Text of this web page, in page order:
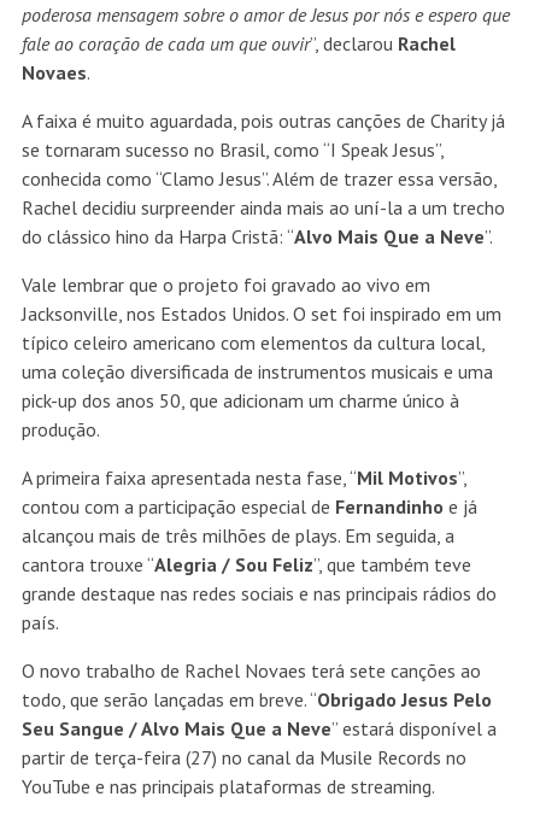
poderosa mensagem sobre o amor de Jesus por nós e espero que
fale ao coração de cada um que ouvir”, declarou Rachel
Novaes.
A faixa é muito aguardada, pois outras canções de Charity já
se tornaram sucesso no Brasil, como “I Speak Jesus”,
conhecida como “Clamo Jesus”. Além de trazer essa versão,
Rachel decidiu surpreender ainda mais ao uní-la a um trecho
do clássico hino da Harpa Cristã: “Alvo Mais Que a Neve”.
Vale lembrar que o projeto foi gravado ao vivo em
Jacksonville, nos Estados Unidos. O set foi inspirado em um
típico celeiro americano com elementos da cultura local,
uma coleção diversificada de instrumentos musicais e uma
pick-up dos anos 50, que adicionam um charme único à
produção.
A primeira faixa apresentada nesta fase, “Mil Motivos”,
contou com a participação especial de Fernandinho e já
alcançou mais de três milhões de plays. Em seguida, a
cantora trouxe “Alegria / Sou Feliz”, que também teve
grande destaque nas redes sociais e nas principais rádios do
país.
O novo trabalho de Rachel Novaes terá sete canções ao
todo, que serão lançadas em breve. “Obrigado Jesus Pelo
Seu Sangue / Alvo Mais Que a Neve” estará disponível a
partir de terça-feira (27) no canal da Musile Records no
YouTube e nas principais plataformas de streaming.